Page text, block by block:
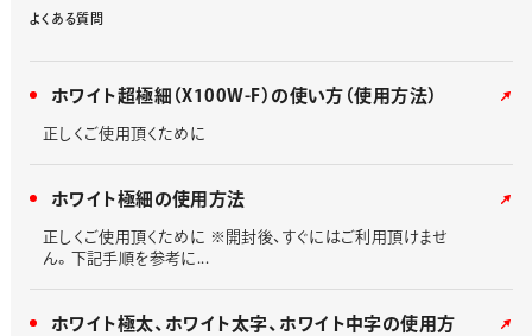
よく ある質 問
ホワイト超極細（X100W-F）の使い方（使用方法）
正しくご使用頂くために
ホワイト極細の使用方法
正しくご使用頂くために ※開封後、すぐにはご利用頂けませ
ん。下記手順を参考に...
ホワイト極太、ホワイト太字、ホワイト中字の使用方